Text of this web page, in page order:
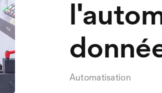
Automatisation